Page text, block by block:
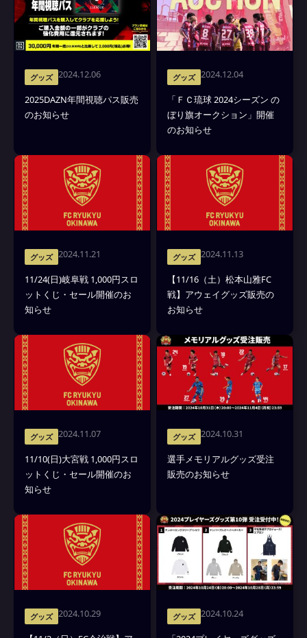
グッズ 2024.12.06
2025DAZN年間視聴パス販売
のお知らせ
グッズ 2024.12.04
「ＦＣ琉球 2024シーズン の
ぼり旗オークション」開催
のお知らせ
グッズ 2024.11.21
11/24(日)岐阜戦 1,000円スロ
ットくじ・セール開催のお
知らせ
グッズ 2024.11.13
【11/16（土）松本山雅FC
戦】アウェイグッズ販売の
お知らせ
グッズ 2024.11.07
11/10(日)大宮戦 1,000円スロ
ットくじ・セール開催のお
知らせ
グッズ 2024.10.31
選手メモリアルグッズ受注
販売のお知らせ
グッズ 2024.10.29 グッズ 2024.10.24